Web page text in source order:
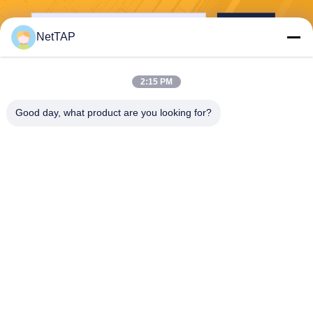
NetTAP
2:15 PM
Good day, what product are you looking for?